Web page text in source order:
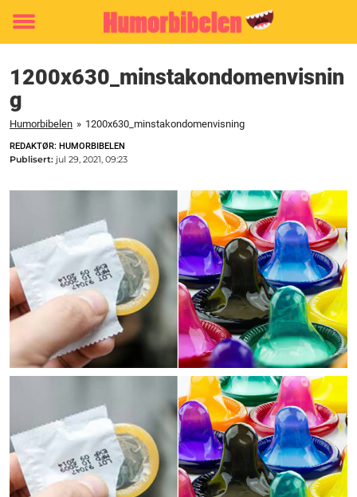
Toggle
1200x630_minstakondomenvisnin
g
Humorbibelen » 1200x630_minstakondomenvisning
REDAKTØR: HUMORBIBELEN
Publisert: jul 29, 2021, 09:23